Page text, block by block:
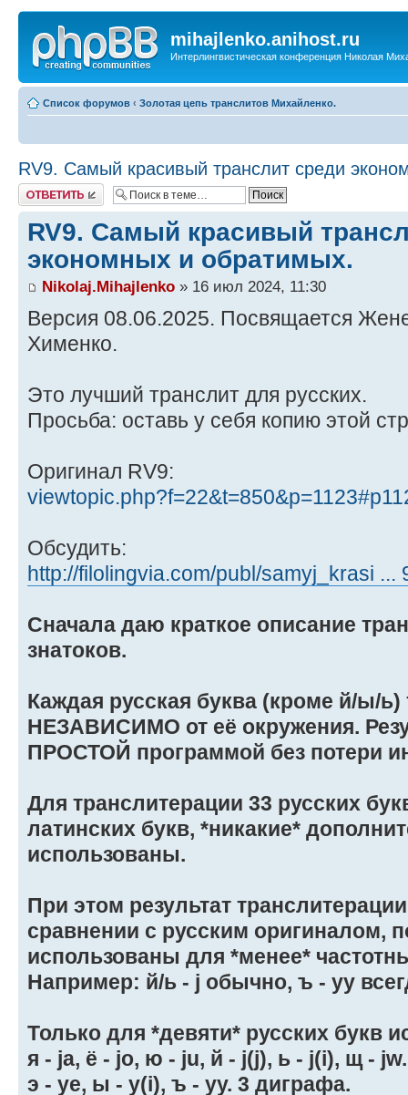
mihajlenko.anihost.ru
Интерлингвистическая конференция Николая
Список форумов ‹ Золотая цепь транслитов Михайленко.
RV9. Самый красивый транслит среди
Ответить
RV9. Самый красивый
экономных и обратимых.
Nikolaj.Mihajlenko » 16 июл 2024, 11:30
Версия 08.06.2025. Посвящается
Хименко.
Это лучший транслит для русских.
Просьба: оставь у себя копию этой
Оригинал RV9:
Обсудить:
http://filolingvia.com/publ/samyj_krasi ...
Сначала даю краткое описание
знатоков.
Каждая русская буква (кроме й/ы/ь)
НЕЗАВИСИМО от её окружения.
ПРОСТОЙ программой без потери
Для транслитерации 33 русских
латинских букв, *никакие*
использованы.
При этом результат
сравнении с русским оригиналом,
использованы для *менее*
Например: й/ь - j обычно, ъ - yy
Только для *девяти* русских букв
я - ja, ё - jo, ю - ju, й - j(j), ь - j(i), щ -
э - ye, ы - y(i), ъ - yy. 3 диграфа.